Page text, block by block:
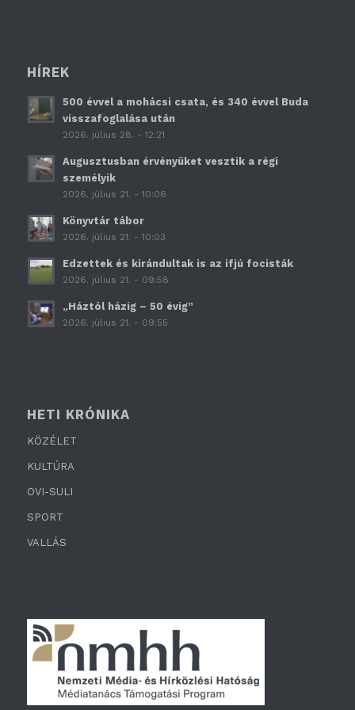
HÍREK
500 évvel a mohácsi csata, és 340 évvel Buda
visszafoglalása után
2026. július 28. - 12:21
Augusztusban érvényüket vesztik a régi
személyik
2026. július 21. - 10:06
Könyvtár tábor
2026. július 21. - 10:03
Edzettek és kirándultak is az ifjú focisták
2026. július 21. - 09:58
„Háztól házig – 50 évig”
2026. július 21. - 09:55
HETI KRÓNIKA
KÖZÉLET
KULTÚRA
OVI-SULI
SPORT
VALLÁS